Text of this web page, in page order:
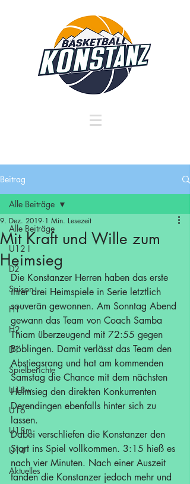
Beitrag
Alle Beiträge
U12 I
D2
Saison
H1
H2
D1
Spielberichte
U18w
U16
U18m
U14
Aktuelles
Alle Beiträge
Mit Kraft und Wille zum
Heimsieg
9. Dez. 2019 1 Min. Lesezeit
Die Konstanzer Herren haben das erste
ihrer drei Heimspiele in Serie letztlich
souverän gewonnen. Am Sonntag Abend
gewann das Team von Coach Samba
Thiam überzeugend mit 72:55 gegen
Böblingen. Damit verlässt das Team den
Abstiegsrang und hat am kommenden
Samstag die Chance mit dem nächsten
Heimsieg den direkten Konkurrenten
Derendingen ebenfalls hinter sich zu
lassen.
Dabei verschliefen die Konstanzer den
Start ins Spiel vollkommen. 3:15 hieß es
nach vier Minuten. Nach einer Auszeit
fanden die Konstanzer jedoch mehr und